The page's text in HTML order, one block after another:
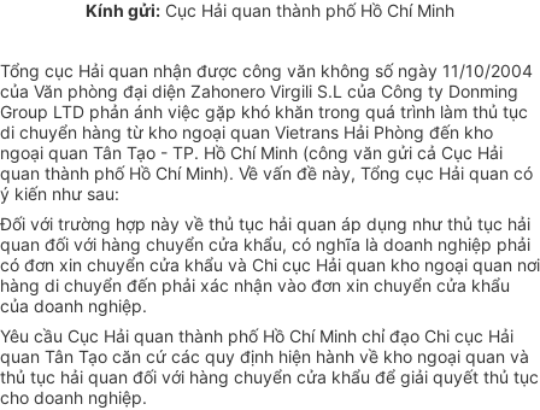
Kính gửi: Cục Hải quan thành phố Hồ Chí Minh
Tổng cục Hải quan nhận được công văn không số ngày 11/10/2004
của Văn phòng đại diện Zahonero Virgili S.L của Công ty Donming
Group LTD phản ánh việc gặp khó khăn trong quá trình làm thủ tục
di chuyển hàng từ kho ngoại quan Vietrans Hải Phòng đến kho
ngoại quan Tân Tạo - TP. Hồ Chí Minh (công văn gửi cả Cục Hải
quan thành phố Hồ Chí Minh). Về vấn đề này, Tổng cục Hải quan có
ý kiến như sau:
Đối với trường hợp này về thủ tục hải quan áp dụng như thủ tục hải
quan đối với hàng chuyển cửa khẩu, có nghĩa là doanh nghiệp phải
có đơn xin chuyển cửa khẩu và Chi cục Hải quan kho ngoại quan nơi
hàng di chuyển đến phải xác nhận vào đơn xin chuyển cửa khẩu
của doanh nghiệp.
Yêu cầu Cục Hải quan thành phố Hồ Chí Minh chỉ đạo Chi cục Hải
quan Tân Tạo căn cứ các quy định hiện hành về kho ngoại quan và
thủ tục hải quan đối với hàng chuyển cửa khẩu để giải quyết thủ tục
cho doanh nghiệp.